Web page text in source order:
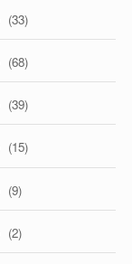
(33)
(68)
(39)
(15)
(9)
(2)